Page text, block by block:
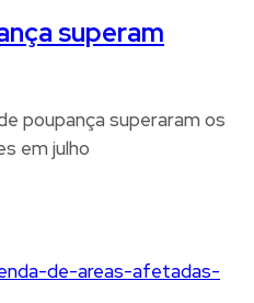
superam
poupança superaram os
em julho